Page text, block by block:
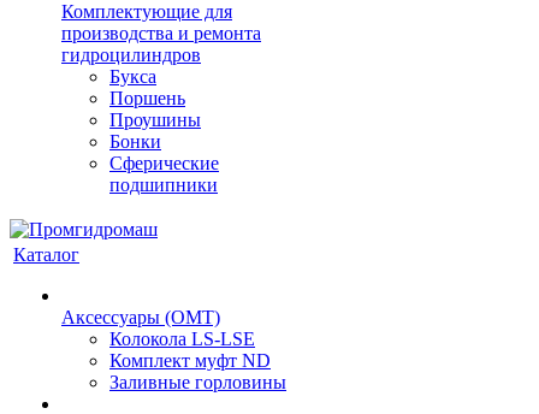
Комплектующие для
производства и ремонта
гидроцилиндров
Букса
Поршень
Проушины
Бонки
Сферические
подшипники
Каталог
Аксессуары (OMT)
Колокола LS-LSE
Комплект муфт ND
Заливные горловины